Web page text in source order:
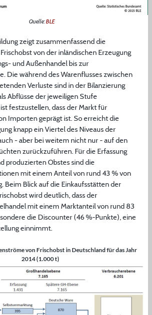
Quelle:BLE
zeigt zusammenfassend die
von der inländischen Erzeugung
und Außenhandel bis zur
Die während des Warenflusses zwischen
Verluste sind in der Bilanzierung
Abflüsse der jeweiligen Stufe
festzustellen, dass der Markt für
Importen geprägt ist. So erreicht die
knapp ein Viertel des Niveaus der
- aber bei weitem nicht nur - auf den
zurückzuführen. Für die Erfassung
produzierten Obstes sind die
mit einem Anteil von rund 43 % von
Beim Blick auf die Einkaufsstätten der
wird deutlich, dass der
mit einem Marktanteil von rund 83
die Discounter (46 %-Punkte), eine
einnimmt.
von Frischobst in Deutschland für das Jahr
2014 (1.000 t)